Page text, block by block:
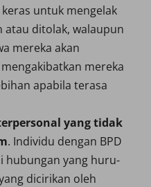
untuk mengelak
atau ditolak, walaupun
mereka akan
mereka
apabila terasa
yang tidak
. Individu dengan BPD
hubungan yang huru-
dicirikan oleh